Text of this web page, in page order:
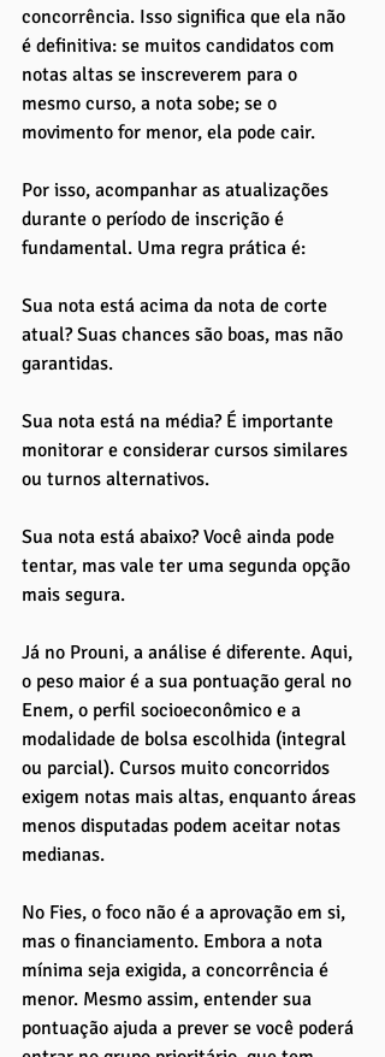
concorrência. Isso significa que ela não
é definitiva: se muitos candidatos com
notas altas se inscreverem para o
mesmo curso, a nota sobe; se o
movimento for menor, ela pode cair.
Por isso, acompanhar as atualizações
durante o período de inscrição é
fundamental. Uma regra prática é:
Sua nota está acima da nota de corte
atual? Suas chances são boas, mas não
garantidas.
Sua nota está na média? É importante
monitorar e considerar cursos similares
ou turnos alternativos.
Sua nota está abaixo? Você ainda pode
tentar, mas vale ter uma segunda opção
mais segura.
Já no Prouni, a análise é diferente. Aqui,
o peso maior é a sua pontuação geral no
Enem, o perfil socioeconômico e a
modalidade de bolsa escolhida (integral
ou parcial). Cursos muito concorridos
exigem notas mais altas, enquanto áreas
menos disputadas podem aceitar notas
medianas.
No Fies, o foco não é a aprovação em si,
mas o financiamento. Embora a nota
mínima seja exigida, a concorrência é
menor. Mesmo assim, entender sua
pontuação ajuda a prever se você poderá